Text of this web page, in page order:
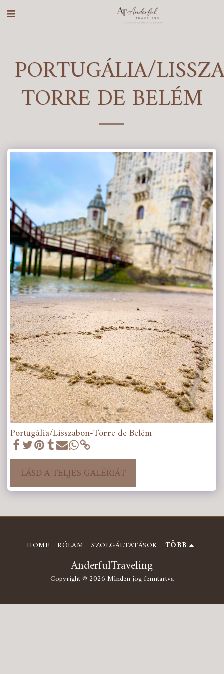
PORTUGÁLIA/
TORRE DE BELÉM
Portugália/Lisszabon-Torre de Belém
LÁSD A TELJES GALÉRIÁT
AnderfulTraveling
Copyright © 2026 Minden jog fenntartva
HOME RÓLAM SZOLGÁLTATÁSOK TÖBB